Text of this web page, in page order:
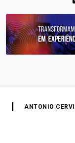
ANTONIO CERVI